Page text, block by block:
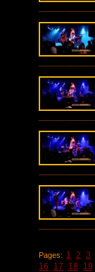
Pages: 1 2 3
16
17 18 19